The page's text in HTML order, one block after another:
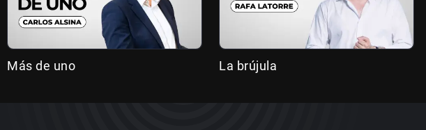
Más de uno La brújula